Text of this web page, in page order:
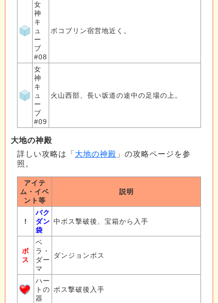
女
神
キ
ュ
ー
ブ
#08
ボコブリン宿営地近く。
女
神
キ
ュ
ー
ブ
#09
火山西部、長い坂道の途中の足場の上。
大地の神殿
詳しい攻略は「 大地の神殿 」の攻略ページを参
照。
アイテ
ム・イベ
ント等
説明
!
バク
ダン
袋
中ボス撃破後、宝箱から入手
ボ
ス
ベ
ラ・
ダー
マ
ダンジョンボス
ハー
トの
器
ボス撃破後入手